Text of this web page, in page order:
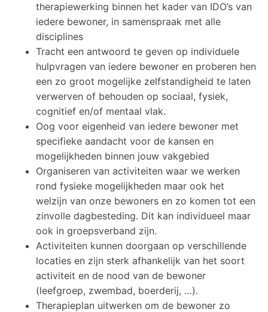
therapiewerking binnen het kader van IDO’s van
iedere bewoner, in samenspraak met alle
disciplines
Tracht een antwoord te geven op individuele
hulpvragen van iedere bewoner en proberen hen
een zo groot mogelijke zelfstandigheid te laten
verwerven of behouden op sociaal, fysiek,
cognitief en/of mentaal vlak.
Oog voor eigenheid van iedere bewoner met
specifieke aandacht voor de kansen en
mogelijkheden binnen jouw vakgebied
Organiseren van activiteiten waar we werken
rond fysieke mogelijkheden maar ook het
welzijn van onze bewoners en zo komen tot een
zinvolle dagbesteding. Dit kan individueel maar
ook in groepsverband zijn.
Activiteiten kunnen doorgaan op verschillende
locaties en zijn sterk afhankelijk van het soort
activiteit en de nood van de bewoner
(leefgroep, zwembad, boerderij, …).
Therapieplan uitwerken om de bewoner zo